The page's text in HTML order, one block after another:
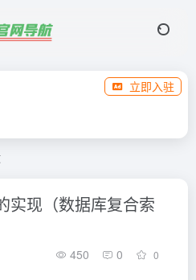
立即入驻
实现（数据库复合索
450 0 0